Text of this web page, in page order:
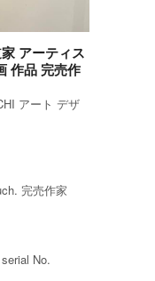
アーティス
作品 完売作
アート デザ
完売作家
No.